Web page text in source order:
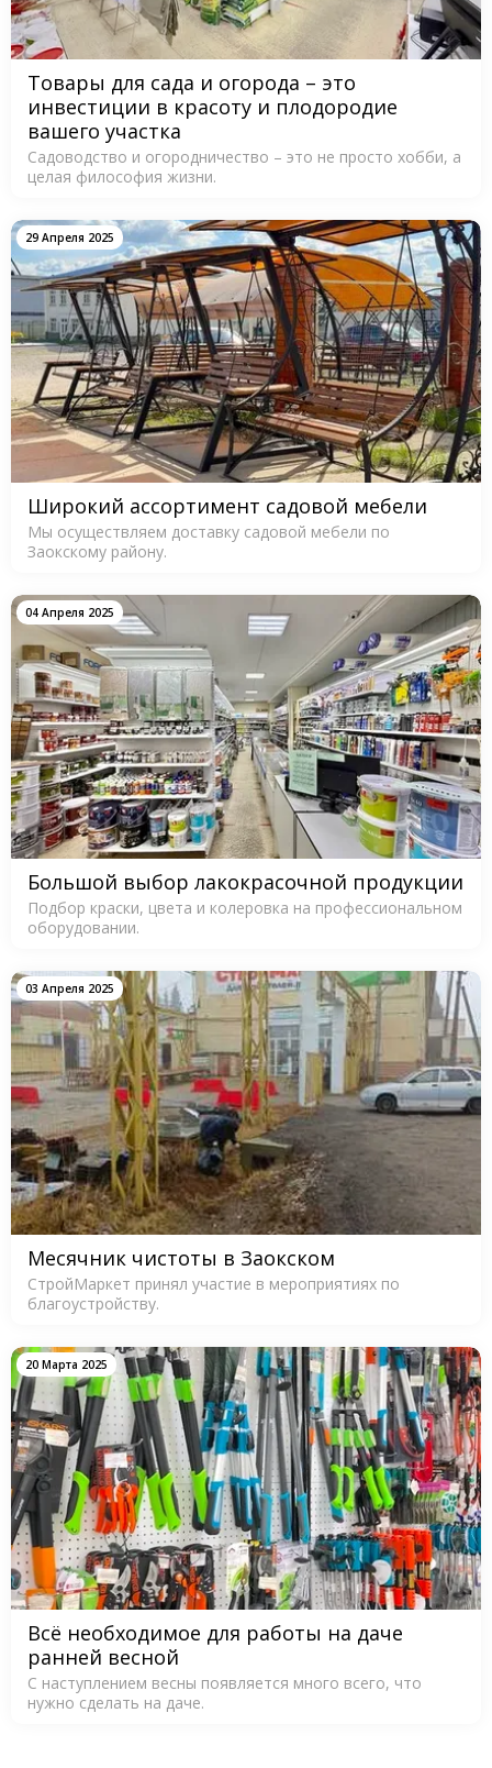
Товары для сада и огорода – это
инвестиции в красоту и плодородие
вашего участка
Садоводство и огородничество – это не просто хобби, а
целая философия жизни.
29 Апреля 2025
Широкий ассортимент садовой мебели
Мы осуществляем доставку садовой мебели по
Заокскому району.
04 Апреля 2025
Большой выбор лакокрасочной продукции
Подбор краски, цвета и колеровка на профессиональном
оборудовании.
03 Апреля 2025
Месячник чистоты в Заокском
СтройМаркет принял участие в мероприятиях по
благоустройству.
20 Марта 2025
Всё необходимое для работы на даче
ранней весной
С наступлением весны появляется много всего, что
нужно сделать на даче.